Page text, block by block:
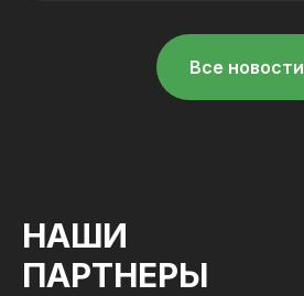
Все новости
НАШИ
ПАРТНЕРЫ